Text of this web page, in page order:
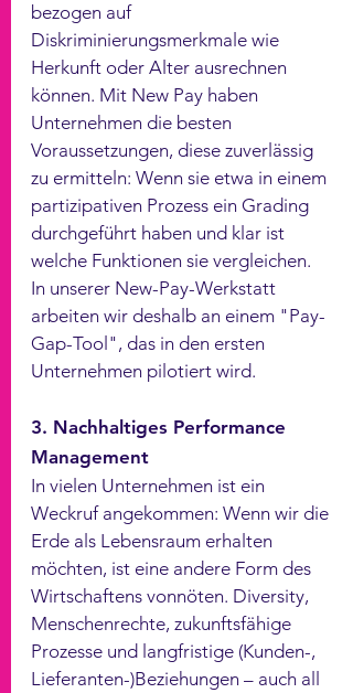
bezogen auf
Diskriminierungsmerkmale wie
Herkunft oder Alter ausrechnen
können. Mit New Pay haben
Unternehmen die besten
Voraussetzungen, diese zuverlässig
zu ermitteln: Wenn sie etwa in einem
partizipativen Prozess ein Grading
durchgeführt haben und klar ist
welche Funktionen sie vergleichen.
In unserer New-Pay-Werkstatt
arbeiten wir deshalb an einem "Pay-
Gap-Tool", das in den ersten
Unternehmen pilotiert wird.
3. Nachhaltiges Performance
Management
In vielen Unternehmen ist ein
Weckruf angekommen: Wenn wir die
Erde als Lebensraum erhalten
möchten, ist eine andere Form des
Wirtschaftens vonnöten. Diversity,
Menschenrechte, zukunftsfähige
Prozesse und langfristige (Kunden-,
Lieferanten-)Beziehungen – auch all